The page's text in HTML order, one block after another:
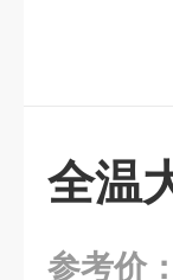
全温
参考价：